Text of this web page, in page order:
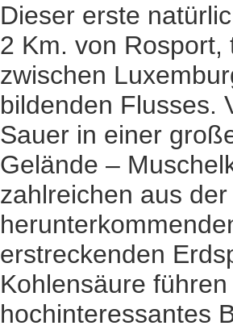
Dieser erste
2 Km. von
zwischen
bildenden Flusses.
Sauer in einer
Gelände –
zahlreichen aus
erstreckenden
Kohlensäure
hochinteressantes